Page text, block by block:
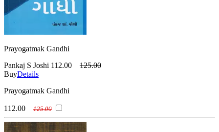
Prayogatmak Gandhi
Pankaj S Joshi 112.00
125.00
BuyDetails
Prayogatmak Gandhi
112.00 125.00